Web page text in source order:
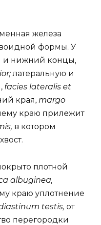
железа
формы. У
и нижний концы,
латеральную и
facies lateralis et
края, margo
краю прилежит
в котором
плотной
albuginea,
краю уплотнение
testis, от
перегородки